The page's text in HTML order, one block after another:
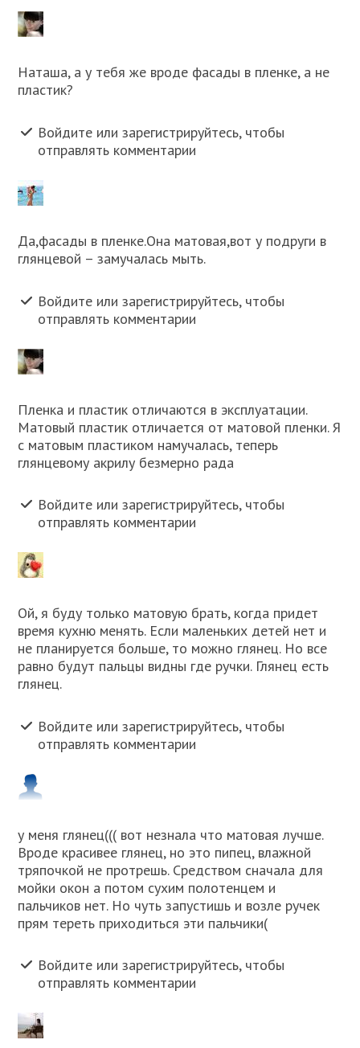
Наташа, а у тебя же вроде фасады в пленке, а не
пластик?
Войдите или зарегистрируйтесь, чтобы
отправлять комментарии
Да,фасады в пленке.Она матовая,вот у подруги в
глянцевой – замучалась мыть.
Войдите или зарегистрируйтесь, чтобы
отправлять комментарии
Пленка и пластик отличаются в эксплуатации.
Матовый пластик отличается от матовой пленки. Я
с матовым пластиком намучалась, теперь
глянцевому акрилу безмерно рада
Войдите или зарегистрируйтесь, чтобы
отправлять комментарии
Ой, я буду только матовую брать, когда придет
время кухню менять. Если маленьких детей нет и
не планируется больше, то можно глянец. Но все
равно будут пальцы видны где ручки. Глянец есть
глянец.
Войдите или зарегистрируйтесь, чтобы
отправлять комментарии
у меня глянец((( вот незнала что матовая лучше.
Вроде красивее глянец, но это пипец, влажной
тряпочкой не протрешь. Средством сначала для
мойки окон а потом сухим полотенцем и
пальчиков нет. Но чуть запустишь и возле ручек
прям тереть приходиться эти пальчики(
Войдите или зарегистрируйтесь, чтобы
отправлять комментарии